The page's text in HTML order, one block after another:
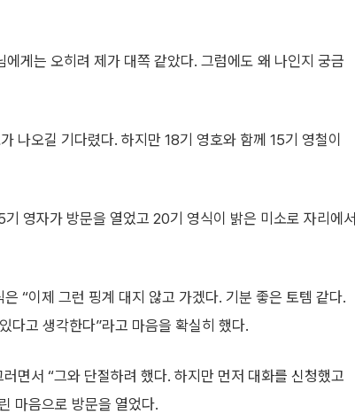
게는 오히려 제가 대쪽 같았다. 그럼에도 왜 나인지 궁금
나오길 기다렸다. 하지만 18기 영호와 함께 15기 영철이
영자가 방문을 열었고 20기 영식이 밝은 미소로 자리에서
“이제 그런 핑계 대지 않고 가겠다. 기분 좋은 토템 같다.
다고 생각한다”라고 마음을 확실히 했다.
면서 “그와 단절하려 했다. 하지만 먼저 대화를 신청했고
마음으로 방문을 열었다.